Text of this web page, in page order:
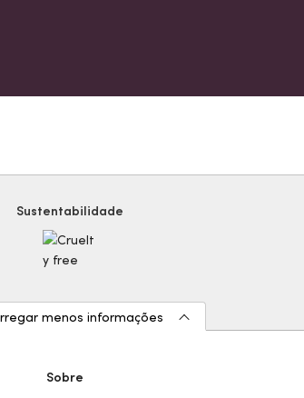
Sustentabilidade
menos informações
Sobre